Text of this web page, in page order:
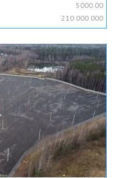
5000.00
210 000 000